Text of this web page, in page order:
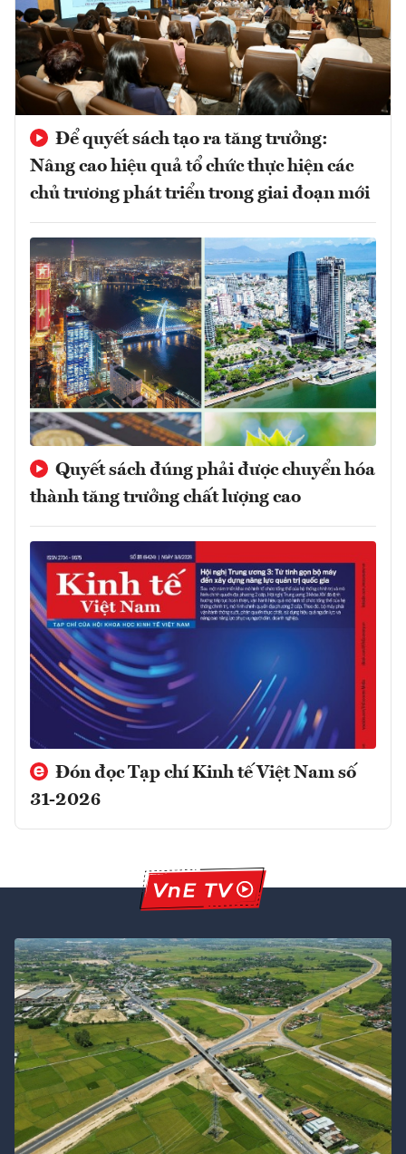
Để quyết sách tạo ra tăng trưởng:
Nâng cao hiệu quả tổ chức thực hiện các
chủ trương phát triển trong giai đoạn mới
Quyết sách đúng phải được chuyển hóa
thành tăng trưởng chất lượng cao
Đón đọc Tạp chí Kinh tế Việt Nam số
31-2026